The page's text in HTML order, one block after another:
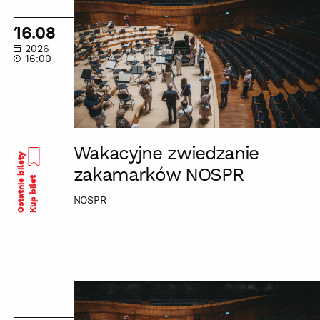
zwiedzanie
zakamarków
NOSPR
16.08
2026
16:00
Wakacyjne zwiedzanie
zakamarków NOSPR
NOSPR
Ostatnie biletyKup bilet
zwiedzanie